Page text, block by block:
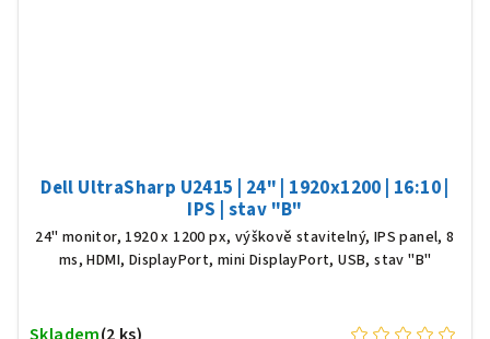
Dell UltraSharp U2415 | 24" | 1920x1200 | 16:10 |
IPS | stav "B"
24" monitor, 1920 x 1200 px, výškově stavitelný, IPS panel, 8
ms, HDMI, DisplayPort, mini DisplayPort, USB, stav "B"